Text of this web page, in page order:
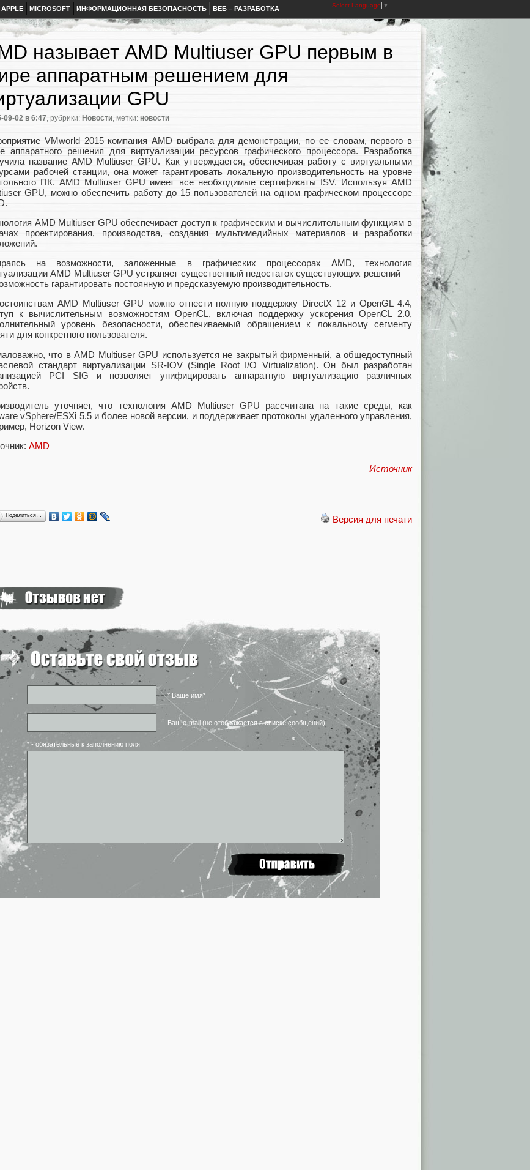
APPLE MICROSOFT ИНФОРМАЦИОННАЯ БЕЗОПАСНОСТЬ ВЕБ – РАЗРАБОТКА Select Language ▼
называет AMD Multiuser GPU первым в
аппаратным решением для
GPU
09-02 в 6:47, рубрики: Новости, метки: новости
VMworld 2015 компания AMD выбрала для демонстрации, по ее словам, первого в
аппаратного решения для виртуализации ресурсов графического процессора. Разработка
название AMD Multiuser GPU. Как утверждается, обеспечивая работу с виртуальными
рабочей станции, она может гарантировать локальную производительность на уровне
ПК. AMD Multiuser GPU имеет все необходимые сертификаты ISV. Используя AMD
GPU, можно обеспечить работу до 15 пользователей на одном графическом процессоре
AMD Multiuser GPU обеспечивает доступ к графическим и вычислительным функциям в
проектирования, производства, создания мультимедийных материалов и разработки
на возможности, заложенные в графических процессорах AMD, технология
AMD Multiuser GPU устраняет существенный недостаток существующих решений —
гарантировать постоянную и предсказуемую производительность.
AMD Multiuser GPU можно отнести полную поддержку DirectX 12 и OpenGL 4.4,
к вычислительным возможностям OpenCL, включая поддержку ускорения OpenCL 2.0,
уровень безопасности, обеспечиваемый обращением к локальному сегменту
для конкретного пользователя.
что в AMD Multiuser GPU используется не закрытый фирменный, а общедоступный
стандарт виртуализации SR-IOV (Single Root I/O Virtualization). Он был разработан
PCI SIG и позволяет унифицировать аппаратную виртуализацию различных
уточняет, что технология AMD Multiuser GPU рассчитана на такие среды, как
vSphere/ESXi 5.5 и более новой версии, и поддерживает протоколы удаленного управления,
Horizon View.
AMD
Источник
Версия для печати
Поделиться…
* Ваше имя*
Ваш e-mail (не отображается в списке сообщений)
* - обязательные к заполнению поля